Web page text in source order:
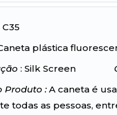
C35
plástica
: Silk Screen
Produto :A caneta é
todas as pessoas,